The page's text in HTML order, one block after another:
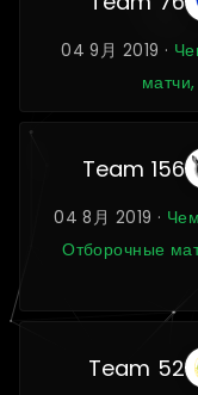
04 9月 2019 ·
Team 156
04 8月 2019 ·
Отборочные
Team 52